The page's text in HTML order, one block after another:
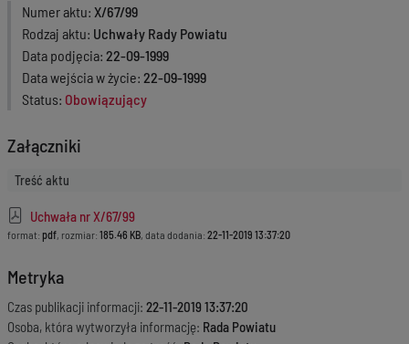
Numer aktu X/67/99
Rodzaj aktu Uchwały Rady Powiatu
Data podjęcia 22-09-1999
Data wejścia w życie 22-09-1999
Status Obowiązujący
Załączniki
Treść aktu
Uchwała nr X/67/99
format: pdf, rozmiar: 185.46 KB, data dodania: 22-11-2019 13:37:20
Metryka
Czas publikacji informacji: 22-11-2019 13:37:20
Osoba, która wytworzyła informację: Rada Powiatu